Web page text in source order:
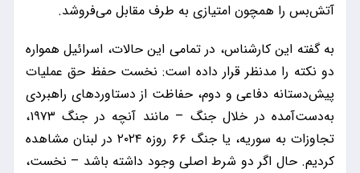
آتش‌بس را همچون امتیازی به طرف مقابل می‌فروشد.
به گفته این کارشناس، در تمامی این حالات، اسرائیل همواره
دو نکته را مدنظر قرار داده است: نخست حفظ حق عملیات
پیش‌دستانه دفاعی و دوم، حفاظت از دستاوردهای راهبردی
به‌دست‌آمده در خلال جنگ – مانند آنچه در جنگ ۱۹۷۳،
تجاوزات به سوریه، یا جنگ ۶۶ روزه ۲۰۲۴ در لبنان مشاهده
کردیم. حال اگر دو شرط اصلی وجود داشته باشد – نخست،